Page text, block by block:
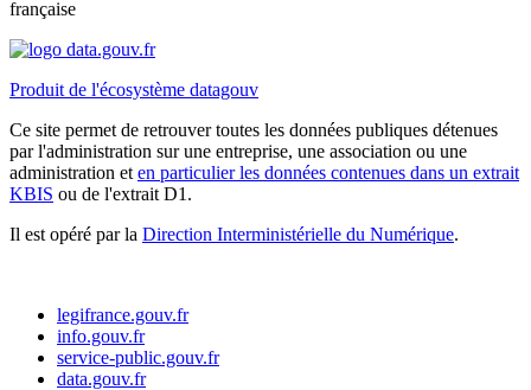
française
Produit de l'écosystème datagouv
Ce site permet de retrouver toutes les données publiques détenues
par l'administration sur une entreprise, une association ou une
administration et en particulier les données contenues dans un extrait
KBIS ou de l'extrait D1.
Il est opéré par la Direction Interministérielle du Numérique.
legifrance.gouv.fr
info.gouv.fr
service-public.gouv.fr
data.gouv.fr